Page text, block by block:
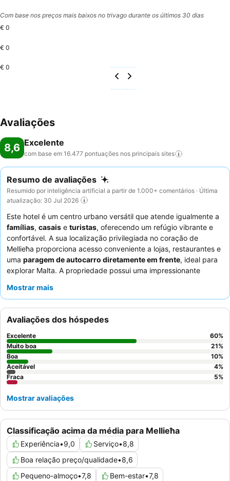
Com base nos preços mais baixos no trivago durante os últimos 30 dias
€ 0
€ 0
€ 0
Avaliações
8,6 Excelente
com base em 16.477 pontuações nos principais sites
Resumo de avaliações
Resumido por inteligência artificial a partir de 1.000+ comentários · Última
atualização: 30 Jul 2026
Este hotel é um centro urbano versátil que atende igualmente a
famílias, casais e turistas, oferecendo um refúgio vibrante e
confortável. A sua localização privilegiada no coração de
Mellieħa proporciona acesso conveniente a lojas, restaurantes e
uma paragem de autocarro diretamente em frente, ideal para
explorar Malta. A propriedade possui uma impressionante
popular piscina infinita no último piso
simpatia e atenção excecionais da equipa do hotel, e o
de pequeno-almoçoé particularmente notado pela sua seleção
vasta e de alta qualidade. Para uma experiência
verdadeiramente indulgente, considere reservar um quarto num
andar superior para vistas aprimoradas.
Mostrar mais
Classificação acima da média para Mellieħa
Experiência•9,0 Serviço•8,8
Boa relação preço/qualidade•8,6
Pequeno-almoço•7,8 Bem-estar•7,8
Avaliações dos hóspedes
Excelente 60%
Muito boa
21%
Boa
10%
Aceitável
4%
Fraca
5%
Mostrar avaliações